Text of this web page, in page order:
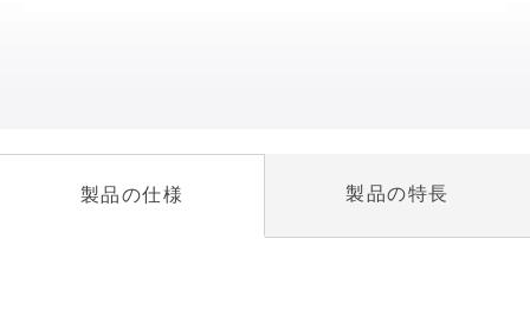
製品の仕様 製品の特長